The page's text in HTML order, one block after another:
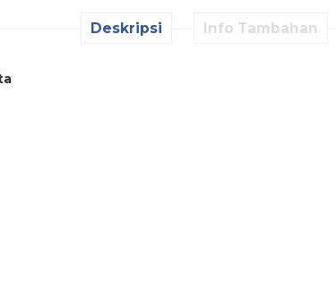
Deskripsi Info Tambahan